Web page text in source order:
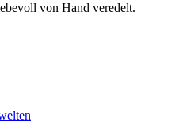
von Hand veredelt.